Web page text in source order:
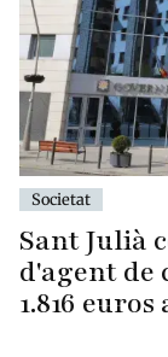
Societat
Sant Julià
d'agent de
1.816 euros